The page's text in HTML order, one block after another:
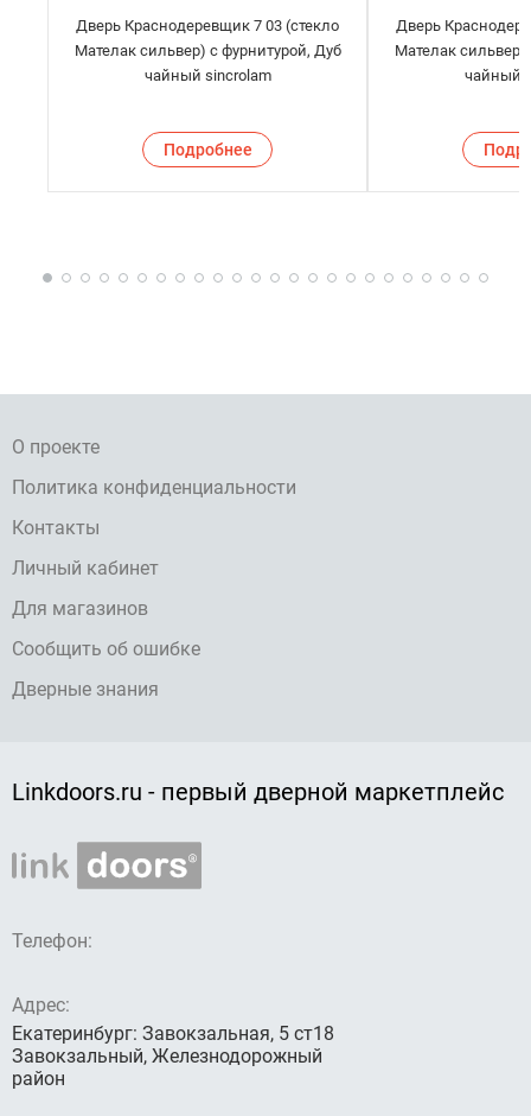
Дверь Краснодеревщик 7 03 (стекло
Мателак сильвер) с фурнитурой, Дуб
чайный sincrolam
Подробнее
Дверь
Мателак сильвер)
чайный
О проекте
Политика конфиденциальности
Контакты
Личный кабинет
Для магазинов
Сообщить об ошибке
Дверные знания
Linkdoors.ru - первый дверной маркетплейс
Телефон:
Адрес:
Екатеринбург: Завокзальная, 5 ст18
Завокзальный, Железнодорожный
район